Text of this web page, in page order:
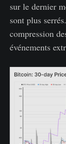
sur le dernier
sont plus
compression
événements